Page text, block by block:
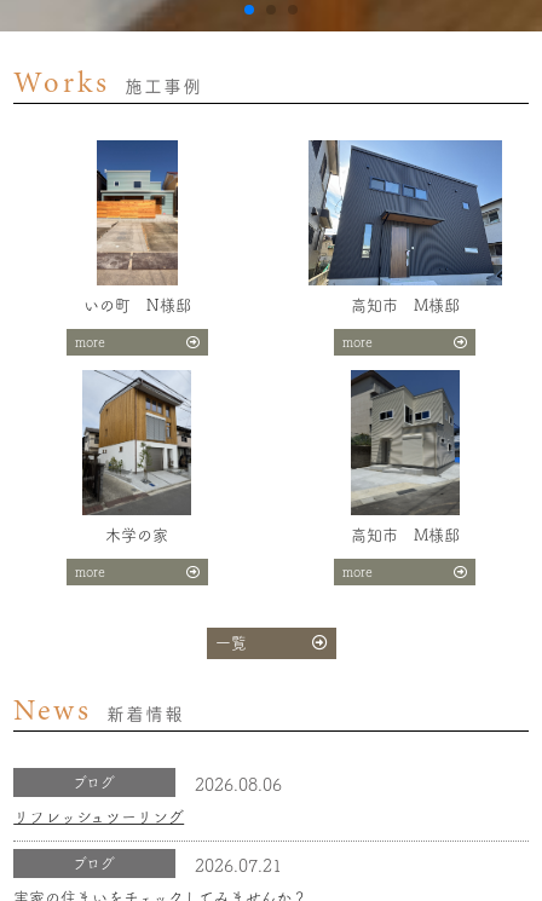
Works 施工事例
いの町 N様邸
more
高知市 M様邸
more
木学の家
more
高知市 M様邸
more
一覧
News 新着情報
ブログ 2026.08.06
リフレッシュツーリング
ブログ 2026.07.21